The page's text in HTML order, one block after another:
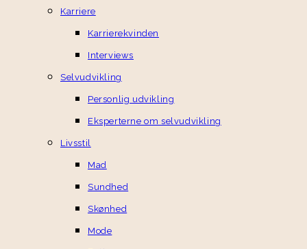
Karriere
Karrierekvinden
Interviews
Selvudvikling
Personlig udvikling
Eksperterne om selvudvikling
Livsstil
Mad
Sundhed
Skønhed
Mode